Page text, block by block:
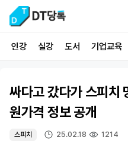
인강 실강 도서 기업교육
싸다고 갔다가 스피치
원가격 정보 공개
스피치 25.02.18 1214